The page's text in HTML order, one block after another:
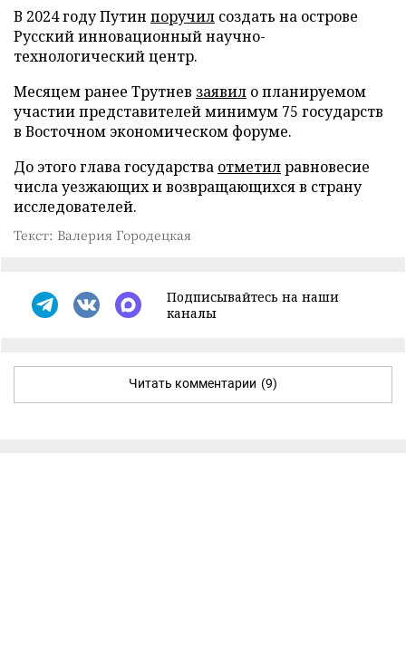
В 2024 году Путин поручил создать на острове
Русский инновационный научно-
технологический центр.
Месяцем ранее Трутнев заявил о планируемом
участии представителей минимум 75 государств
в Восточном экономическом форуме.
До этого глава государства отметилравновесие
числа уезжающих и возвращающихся в страну
исследователей.
Текст: Валерия Городецкая
Подписывайтесь на наши
каналы
Читать комментарии (9)